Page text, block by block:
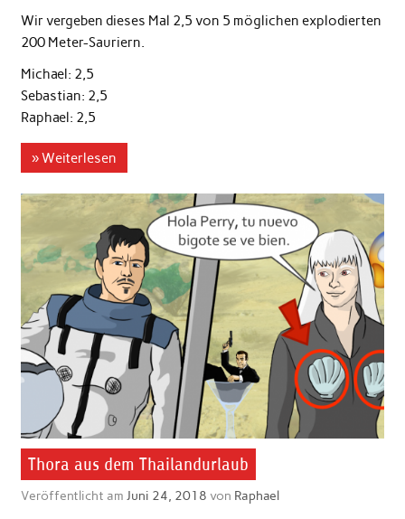
Wir vergeben dieses Mal 2,5 von 5 möglichen explodierten
200 Meter-Sauriern.
Michael: 2,5
Sebastian: 2,5
Raphael: 2,5
» Weiterlesen
Thora aus dem Thailandurlaub
Veröffentlicht am Juni 24, 2018 von Raphael